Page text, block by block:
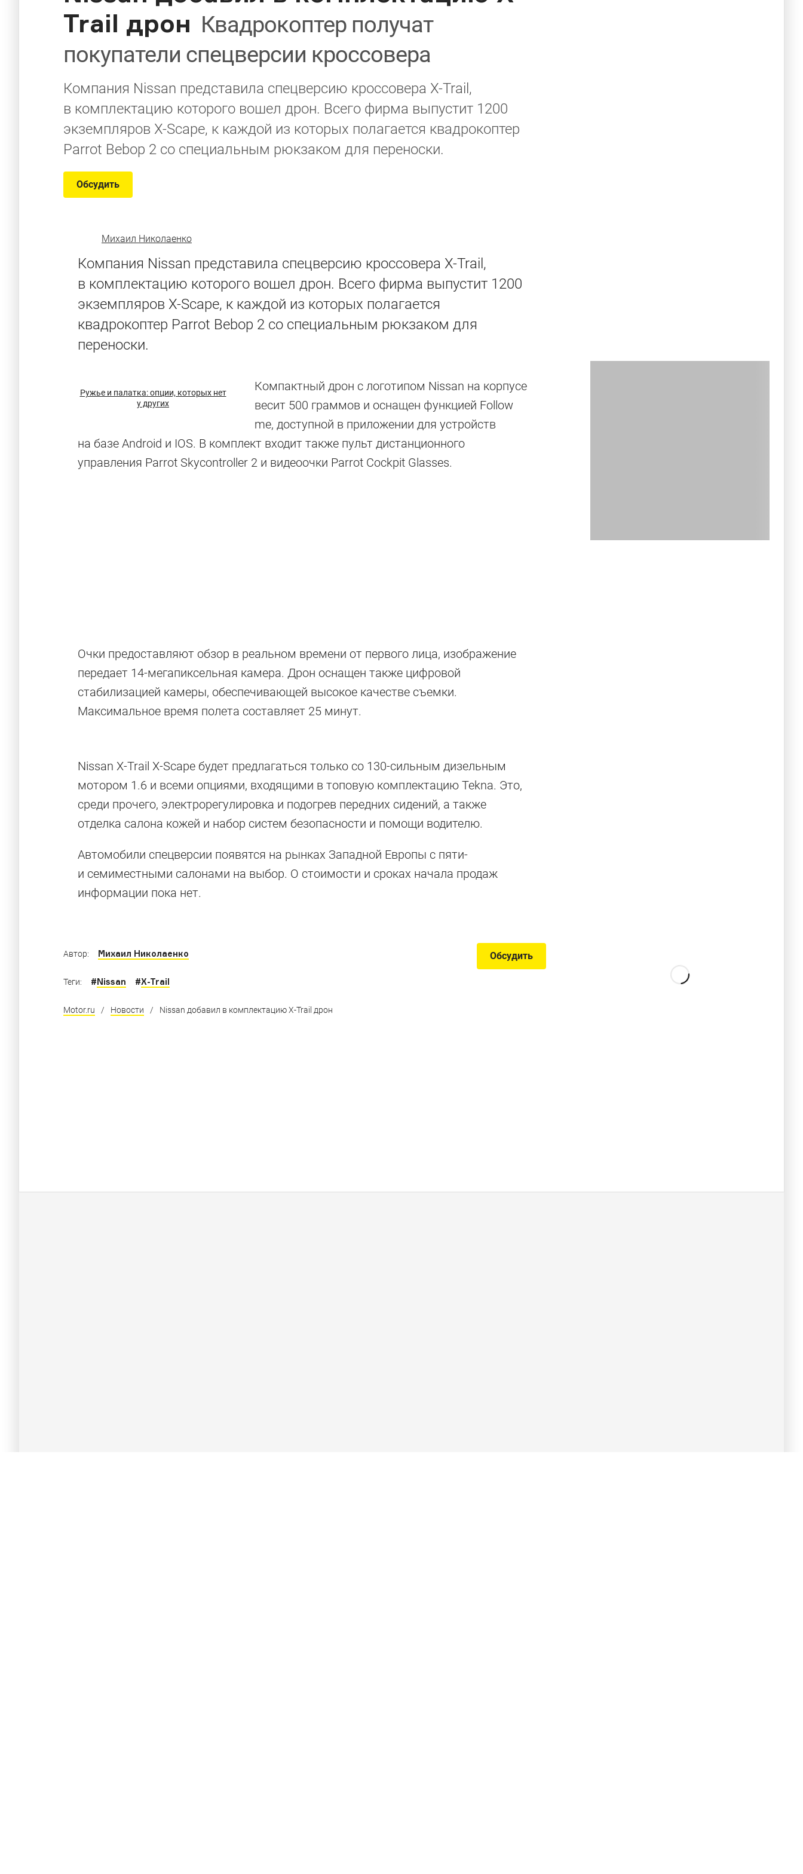
Trail дрон Квадрокоптер получат
покупатели спецверсии кроссовера
Компания Nissan представила спецверсию кроссовера X-Trail,
в комплектацию которого вошел дрон. Всего фирма выпустит 1200
экземпляров X-Scape, к каждой из которых полагается квадрокоптер
Parrot Bebop 2 со специальным рюкзаком для переноски.
Обсудить
Михаил Николаенко
Компания Nissan представила спецверсию кроссовера X-Trail,
в комплектацию которого вошел дрон. Всего фирма выпустит 1200
экземпляров X-Scape, к каждой из которых полагается
квадрокоптер Parrot Bebop 2 со специальным рюкзаком для
переноски.
Ружье и палатка: опции, которых нет
у других
Компактный дрон с логотипом Nissan на корпусе
весит 500 граммов и оснащен функцией Follow
me, доступной в приложении для устройств
на базе Android и IOS. В комплект входит также пульт дистанционного
управления Parrot Skycontroller 2 и видеоочки Parrot Cockpit Glasses.
Очки предоставляют обзор в реальном времени от первого лица, изображение
передает 14-мегапиксельная камера. Дрон оснащен также цифровой
стабилизацией камеры, обеспечивающей высокое качестве съемки.
Максимальное время полета составляет 25 минут.
Nissan X-Trail X-Scape будет предлагаться только со 130-сильным дизельным
мотором 1.6 и всеми опциями, входящими в топовую комплектацию Tekna. Это,
среди прочего, электрорегулировка и подогрев передних сидений, а также
отделка салона кожей и набор систем безопасности и помощи водителю.
Автомобили спецверсии появятся на рынках Западной Европы с пяти-
и семиместными салонами на выбор. О стоимости и сроках начала продаж
информации пока нет.
8 машин, которые сами
запишут поездку на видео
Суперкар Jaguar, внедорожная Toyota и еще шесть машин, «подружившихся» с камерами
Обсудить
Автор: Михаил Николаенко
Теги: #Nissan #X-Trail
Motor.ru / Новости / Nissan добавил в комплектацию X-Trail дрон